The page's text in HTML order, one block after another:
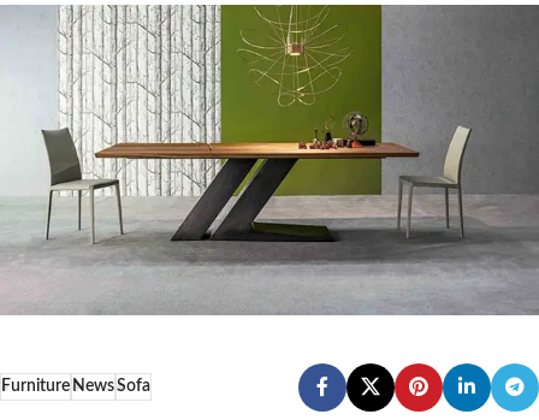
FurnitureNewsSofa